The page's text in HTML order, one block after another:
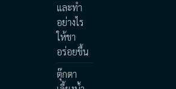
และทำ
อย่างไร
ให้ชา
อร่อยขึ้น
ตุ๊กตา